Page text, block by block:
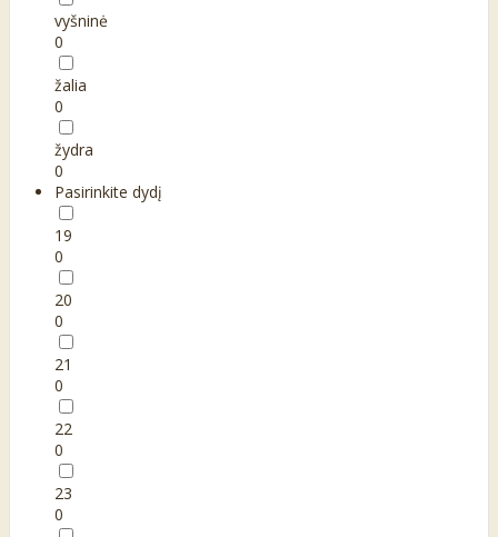
vyšninė
0
žalia
0
žydra
0
Pasirinkite dydį
19
0
20
0
21
0
22
0
23
0